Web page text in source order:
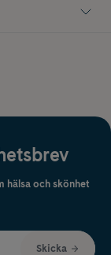
hälsa och skönhet
Skicka